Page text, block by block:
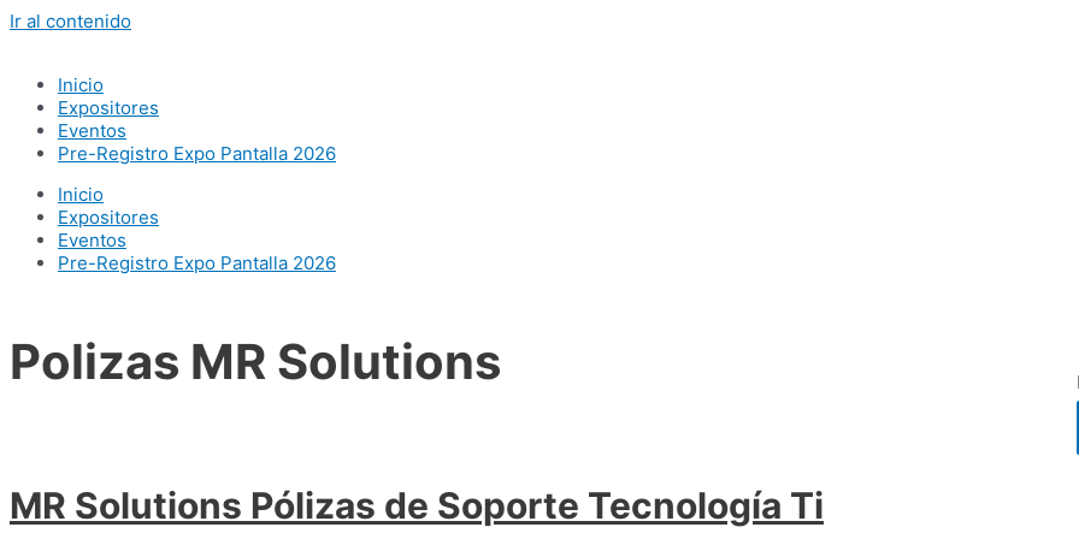
Ir al contenido
Inicio
Expositores
Eventos
Pre-Registro Expo Pantalla 2026
Inicio
Expositores
Eventos
Pre-Registro Expo Pantalla 2026
Polizas MR Solutions
MR Solutions Pólizas de Soporte Tecnología Ti